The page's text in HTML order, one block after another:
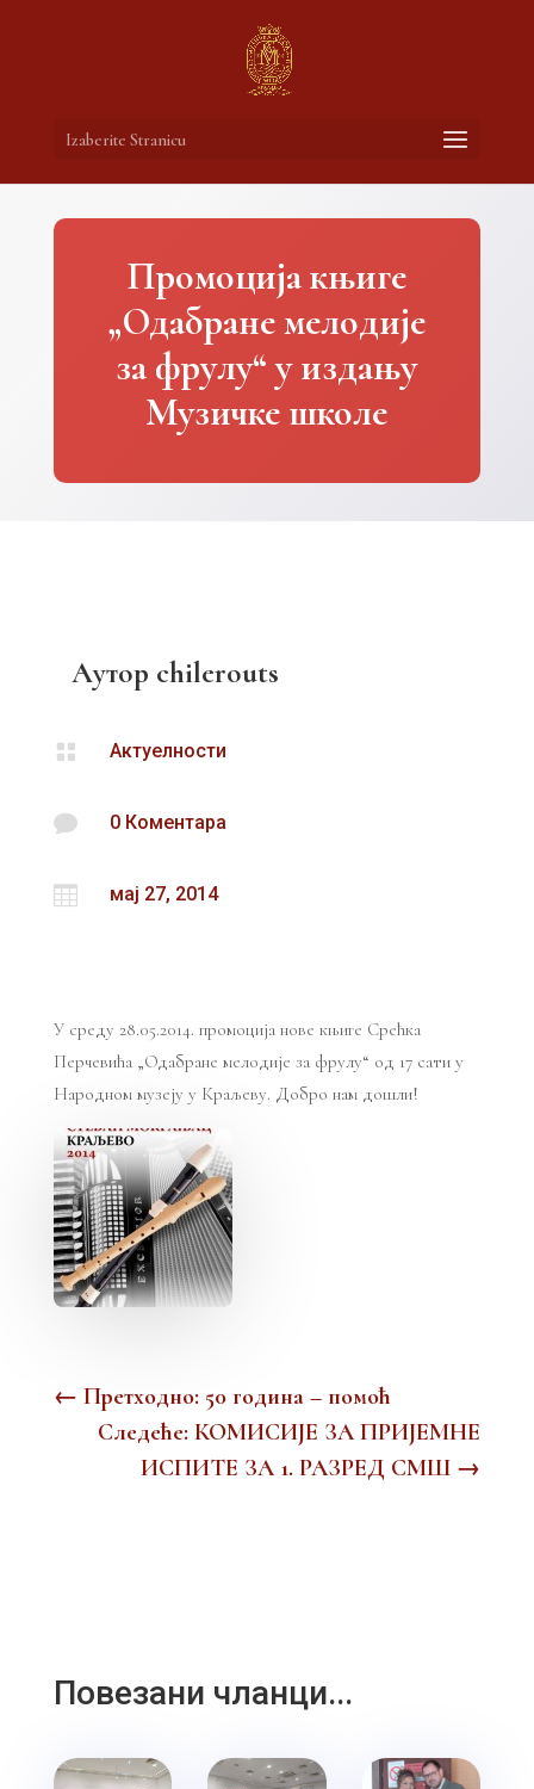
Izaberite Stranicu
Промоција књиге
„Одабране мелодије
за фрулу“ у издању
Музичке школе
Аутор chilerouts
 Актуелности
 0 Коментара
 мај 27, 2014
У среду 28.05.2014. промоција нове књиге Срећка
Перчевића „Одабране мелодије за фрулу“ од 17 сати у
Народном музеју у Краљеву. Добро нам дошли!
← Претходно: 50 година – помоћ
Следеће: КОМИСИЈЕ ЗА ПРИЈЕМНЕ
ИСПИТЕ ЗА 1. РАЗРЕД СМШ →
Повезани чланци...